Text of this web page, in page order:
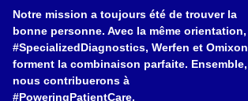
Notre mission a toujours été de trouver la
bonne personne. Avec la même orientation,
#SpecializedDiagnostics, Werfen et Omixon
forment la combinaison parfaite. Ensemble,
nous contribuerons à
#PoweringPatientCare.